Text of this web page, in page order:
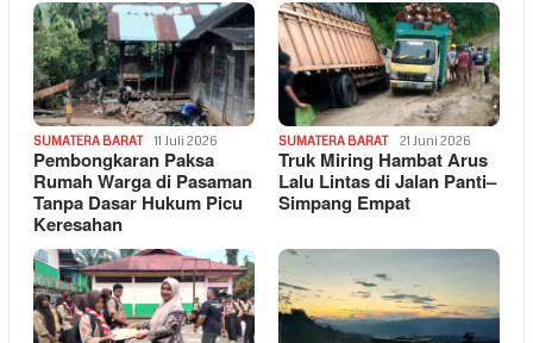
SUMATERA BARAT 11 Juli 2026
Pembongkaran Paksa
Rumah Warga di Pasaman
Tanpa Dasar Hukum Picu
Keresahan
SUMATERA BARAT 21 Juni 2026
Truk Miring Hambat Arus
Lalu Lintas di Jalan Panti–
Simpang Empat